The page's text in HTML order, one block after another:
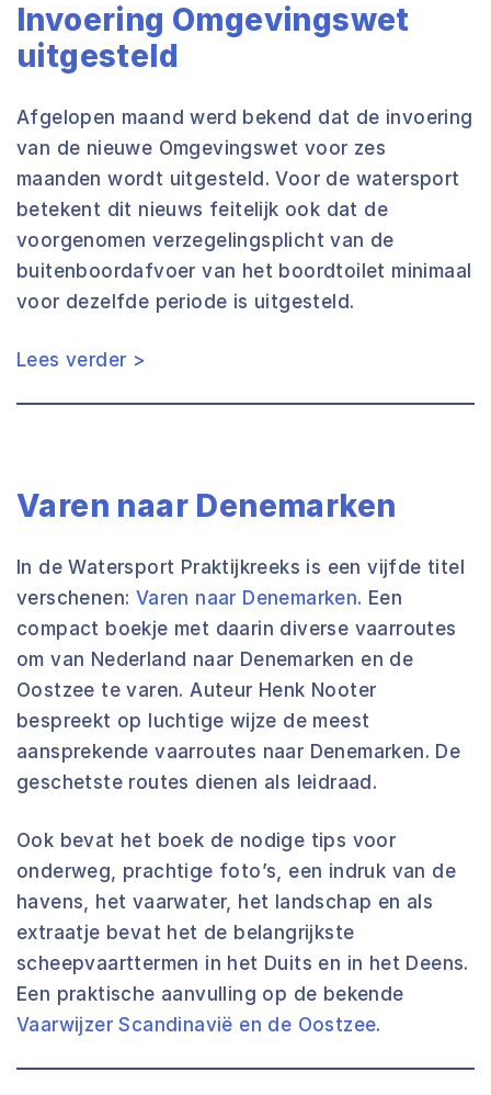
Invoering Omgevingswet
uitgesteld
Afgelopen maand werd bekend dat de invoering
van de nieuwe Omgevingswet voor zes
maanden wordt uitgesteld. Voor de watersport
betekent dit nieuws feitelijk ook dat de
voorgenomen verzegelingsplicht van de
buitenboordafvoer van het boordtoilet minimaal
voor dezelfde periode is uitgesteld.
Lees verder >
Varen naar Denemarken
In de Watersport Praktijkreeks is een vijfde titel
verschenen: Varen naar Denemarken. Een
compact boekje met daarin diverse vaarroutes
om van Nederland naar Denemarken en de
Oostzee te varen. Auteur Henk Nooter
bespreekt op luchtige wijze de meest
aansprekende vaarroutes naar Denemarken. De
geschetste routes dienen als leidraad.
Ook bevat het boek de nodige tips voor
onderweg, prachtige foto’s, een indruk van de
havens, het vaarwater, het landschap en als
extraatje bevat het de belangrijkste
scheepvaarttermen in het Duits en in het Deens.
Een praktische aanvulling op de bekende
Vaarwijzer Scandinavië en de Oostzee.